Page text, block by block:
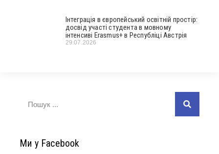
Інтеграція в європейський освітній простір:
досвід участі студента в мовному
інтенсиві Erasmus+ в Республіці Австрія
29.07.2026
Ми у Facebook